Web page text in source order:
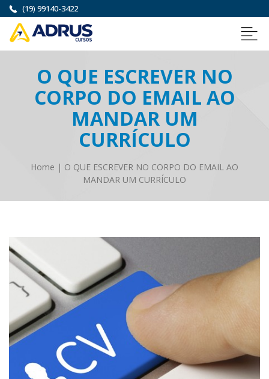
(19) 99140-3422
O QUE ESCREVER NO
CORPO DO EMAIL AO
MANDAR UM
CURRÍCULO
Home | O QUE ESCREVER NO CORPO DO EMAIL AO
MANDAR UM CURRÍCULO